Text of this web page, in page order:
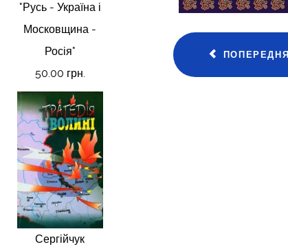
"Русь - Україна і
Московщина -
Росія"
50.00 грн.
Сергійчук
ПОПЕРЕДНЯ